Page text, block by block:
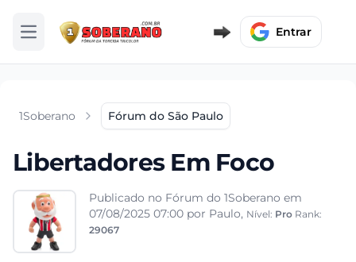
Abrir menu Entrar
1Soberano Fórum do São Paulo
Libertadores Em Foco
Publicado no Fórum do 1Soberano em
07/08/2025 07:00 por Paulo, Nível: Pro Rank:
29067